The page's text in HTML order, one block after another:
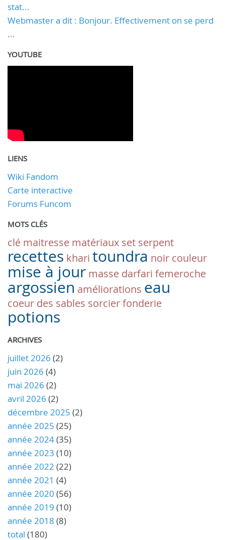
stat...
Webmaster a dit : Bonjour. Effectivement on se perd
...
YOUTUBE
LIENS
Wiki Fandom
Carte interactive
Forums Funcom
MOTS CLÉS
clé maitresse matériaux set serpent
recettes khari toundra noir couleur
mise à jour masse darfari femeroche
argossien améliorations eau
coeur des sables sorcierfonderie
potions
ARCHIVES
juillet 2026 (2)
juin 2026 (4)
mai 2026 (2)
avril 2026 (2)
décembre 2025 (2)
année 2025 (25)
année 2024(35)
année 2023 (10)
année 2022 (22)
année 2021 (4)
année 2020 (56)
année 2019 (10)
année 2018 (8)
total (180)